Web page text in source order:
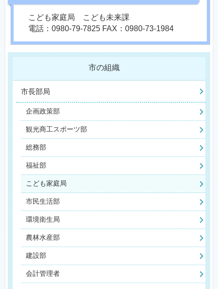
こども家庭局 こども未来課
電話：0980-79-7825 FAX：0980-73-1984
市の組織
市長部局
企画政策部
観光商工スポーツ部
総務部
福祉部
こども家庭局
市民生活部
環境衛生局
農林水産部
建設部
会計管理者